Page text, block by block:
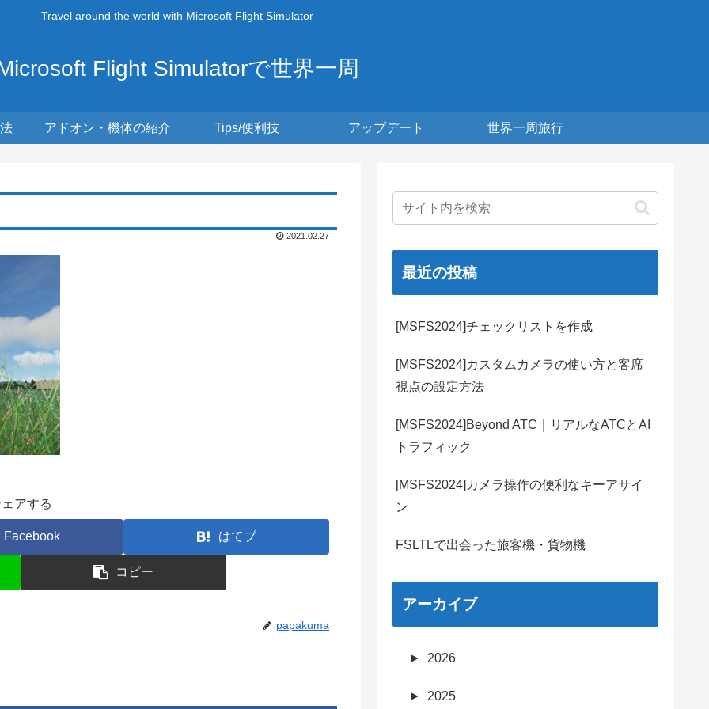
Travel around the world with Microsoft Flight Simulator
Flight Simulatorで世界一周
アドオン・機体の紹介 Tips/便利技 アップデート 世界一周旅行
2021.02.27
アする
Facebook はてブ
コピー
papakuma
最近の投稿
[MSFS2024]チェックリストを作成
[MSFS2024]カスタムカメラの使い方と客席
視点の設定方法
[MSFS2024]Beyond ATC｜リアルなATCとAI
トラフィック
[MSFS2024]カメラ操作の便利なキーアサイ
ン
FSLTLで出会った旅客機・貨物機
アーカイブ
► 2026
► 2025